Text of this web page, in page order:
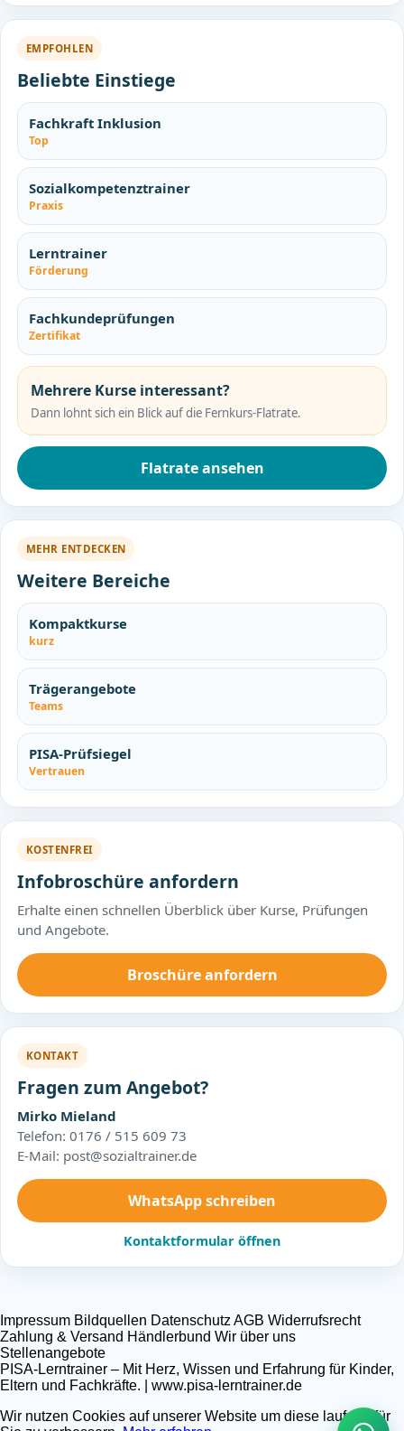
EMPFOHLEN
Beliebte Einstiege
Fachkraft Inklusion
Top
Sozialkompetenztrainer
Praxis
Lerntrainer
Förderung
Fachkundeprüfungen
Zertifikat
Mehrere Kurse interessant?
Dann lohnt sich ein Blick auf die Fernkurs-Flatrate.
Flatrate ansehen
MEHR ENTDECKEN
Weitere Bereiche
Kompaktkurse
kurz
Trägerangebote
Teams
PISA-Prüfsiegel
Vertrauen
KOSTENFREI
Infobroschüre anfordern
Erhalte einen schnellen Überblick über Kurse, Prüfungen
und Angebote.
Broschüre anfordern
KONTAKT
Fragen zum Angebot?
Mirko Mieland
Telefon: 0176 / 515 609 73
E-Mail: post@sozialtrainer.de
WhatsApp schreiben
Kontaktformular öffnen
Impressum Bildquellen Datenschutz AGB Widerrufsrecht
Zahlung & Versand Händlerbund Wir über uns
Stellenangebote
PISA-Lerntrainer – Mit Herz, Wissen und Erfahrung für Kinder,
Eltern und Fachkräfte. | www.pisa-lerntrainer.de
Wir nutzen Cookies auf unserer Website um diese laufend für